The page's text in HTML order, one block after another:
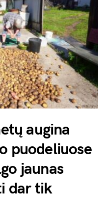
augina
puodeliuose
jaunas
dar tik